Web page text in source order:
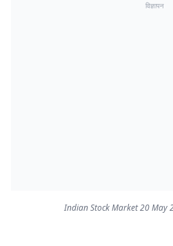
विज्ञापन
Indian Stock Market 20 May